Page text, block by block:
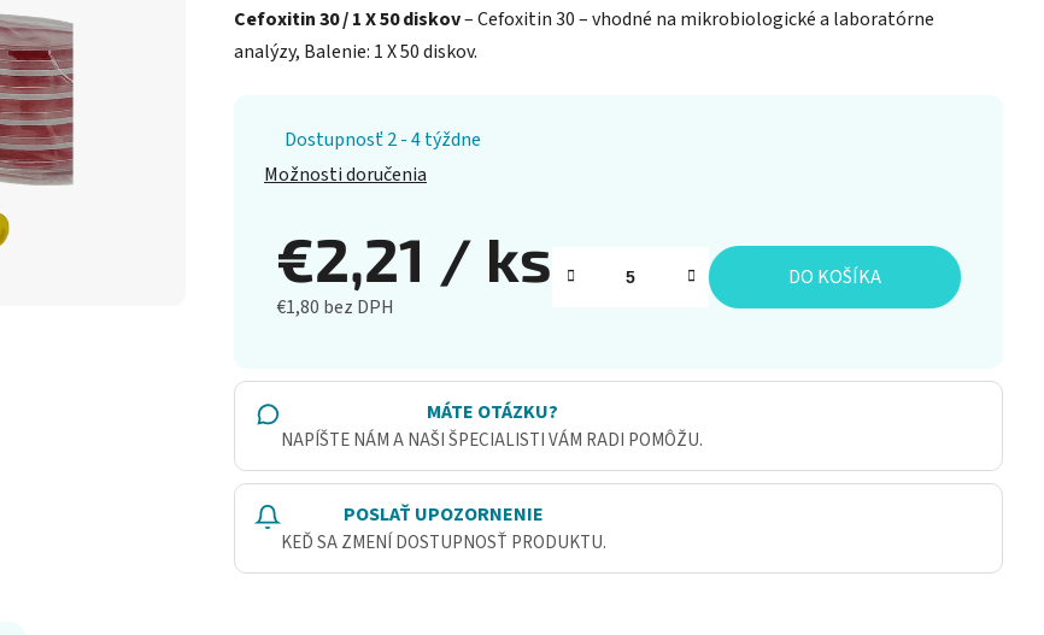
Cefoxitin 30 / 1 X 50 diskov– Cefoxitin 30 – vhodné na mikrobiologické a laboratórne
analýzy, Balenie: 1 X 50 diskov.
Dostupnosť 2 - 4 týždne
Možnosti doručenia
€2,21 / ks
€1,80 bez DPH
DO KOŠÍKA
MÁTE OTÁZKU?
NAPÍŠTE NÁM A NAŠI ŠPECIALISTI VÁM RADI POMÔŽU.
POSLAŤ UPOZORNENIE
KEĎ SA ZMENÍ DOSTUPNOSŤ PRODUKTU.